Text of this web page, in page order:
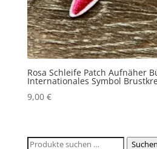
Rosa Schleife Patch Aufnäher
Internationales Symbol
9,00 €
Suchen
Suchen